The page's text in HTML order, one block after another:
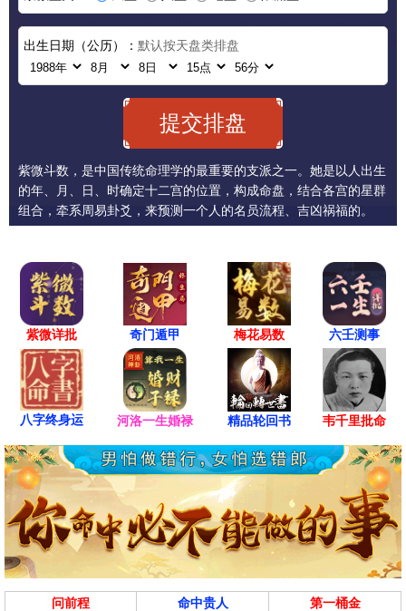
出生日期（公历）： 默认按天盘类排盘
紫微斗数，是中国传统命理学的最重要的支派之一。她是以人出生
的年、月、日、时确定十二宫的位置，构成命盘，结合各宫的星群
组合，牵系周易卦爻，来预测一个人的名员流程、吉凶祸福的。
紫微详批 奇门遁甲 梅花易数 六壬测事
八字终身运 河洛一生婚禄 精品轮回书 韦千里批命
问前程 命中贵人
第一桶金